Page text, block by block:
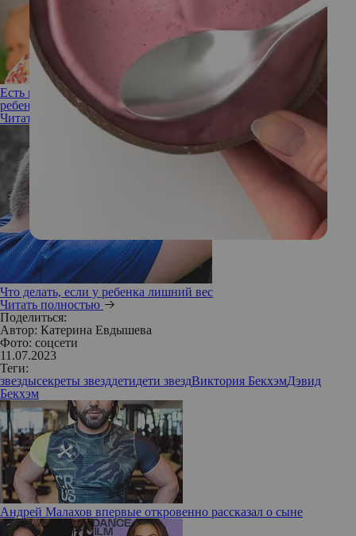
Есть вопрос: почему нельзя говорить про лишний вес при
ребенке
Читать полностью
Что делать, если у ребенка лишний вес
Читать полностью
Поделиться:
Автор: Катерина Евдышева
Фото: соцсети
11.07.2023
Теги:
звездысекреты звезддетидети звездВиктория БекхэмДэвид
Бекхэм
Андрей Малахов впервые откровенно рассказал о сыне